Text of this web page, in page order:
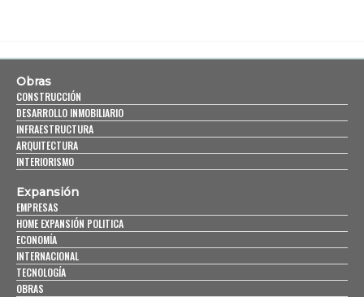
Obras
CONSTRUCCIÓN
DESARROLLO INMOBILIARIO
INFRAESTRUCTURA
ARQUITECTURA
INTERIORISMO
Expansión
EMPRESAS
HOME EXPANSIÓN POLITICA
ECONOMÍA
INTERNACIONAL
TECNOLOGÍA
OBRAS